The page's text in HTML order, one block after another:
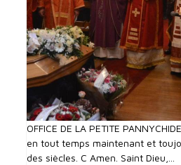
OFFICE DE LA PETITE
en tout temps maintenant et
des siècles. C Amen. Saint Dieu,...